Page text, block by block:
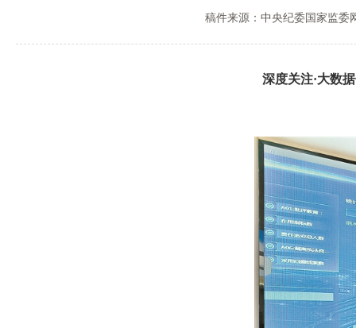
稿件来源：中央纪委国家监委
深度关注·大数